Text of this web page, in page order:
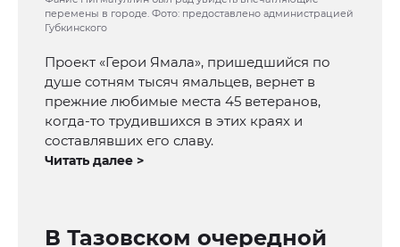
перемены в городе. Фото: предоставлено администрацией
Губкинского
Проект «Герои Ямала», пришедшийся по
душе сотням тысяч ямальцев, вернет в
прежние любимые места 45 ветеранов,
когда-то трудившихся в этих краях и
составлявших его славу.
Читать далее >
В Тазовском очередной